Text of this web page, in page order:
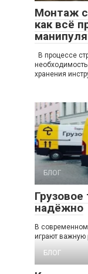
Монтаж
как всё
В процессе
хранения
БЛОГ
надёжно
В
играют важную
БЛОГ